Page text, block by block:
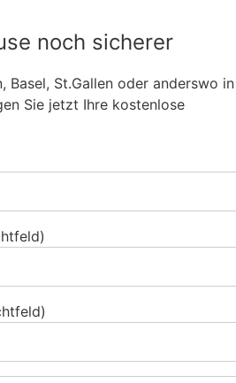
noch sicherer
Basel, St.Gallen oder anderswo in
Sie jetzt Ihre kostenlose